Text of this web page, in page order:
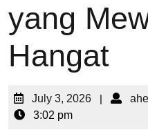
yang
Hangat
July 3, 2026 |
3:02 pm